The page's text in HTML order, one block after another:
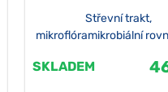
Střevní trakt,
mikroflóramikrobiální
SKLADEM